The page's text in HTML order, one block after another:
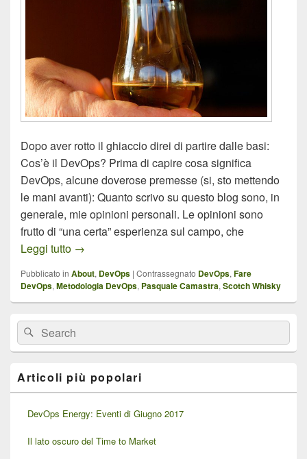
Dopo aver rotto il ghiaccio direi di partire dalle basi:
Cos’è il DevOps? Prima di capire cosa significa
DevOps, alcune doverose premesse (si, sto mettendo
le mani avanti): Quanto scrivo su questo blog sono, in
generale, mie opinioni personali. Le opinioni sono
frutto di “una certa” esperienza sul campo, che
Leggi tutto DevOps Scotch Whisky
→
Pubblicato in About, DevOps | Contrassegnato DevOps, Fare
DevOps, Metodologia DevOps, Pasquale Camastra, Scotch Whisky
Area
widget
barra
laterale
Cerca:Cerca
Articoli più popolari
DevOps Energy: Eventi di Giugno 2017
Il lato oscuro del Time to Market